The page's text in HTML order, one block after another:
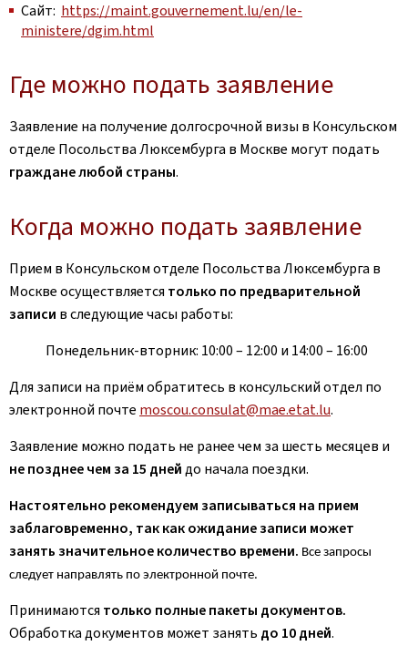
Сайт: https://maint.gouvernement.lu/en/le-
ministere/dgim.html
Где можно подать заявление
Заявление на получение долгосрочной визы в Консульском
отделе Посольства Люксембурга в Москве могут подать
граждане любой страны.
Когда можно подать заявление
Прием в Консульском отделе Посольства Люксембурга в
Москве осуществляется только по предварительной
записи в следующие часы работы:
Понедельник-вторник: 10:00 – 12:00 и 14:00 – 16:00
Для записи на приём обратитесь в консульский отдел по
электронной почте moscou.consulat@mae.etat.lu.
Заявление можно подать не ранее чем за шесть месяцев и
не позднее чем за 15 днейдо начала поездки.
Настоятельно рекомендуем записываться на прием
заблаговременно, так как ожидание записи может
занять значительное количество времени. Все запросы
следует направлять по электронной почте.
Принимаются только полные пакеты документов.
Обработка документов может занять до 10 дней.